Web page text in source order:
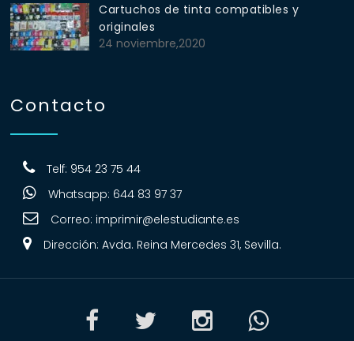
Cartuchos de tinta compatibles y
originales
24 noviembre,2020
Contacto
Telf: 954 23 75 44
Whatsapp: 644 83 97 37
Correo: imprimir@elestudiante.es
Dirección: Avda. Reina Mercedes 31, Sevilla.